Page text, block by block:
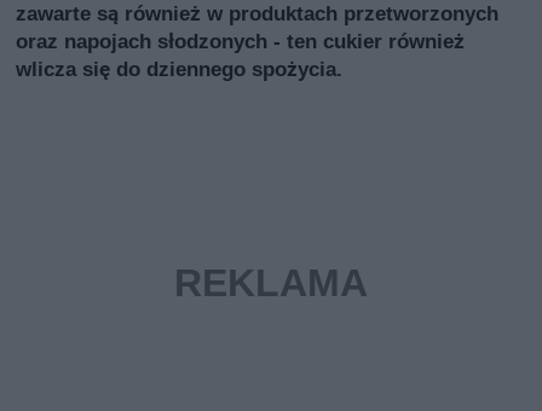
zawarte są również w produktach przetworzonych
oraz napojach słodzonych - ten cukier również
wlicza się do dziennego spożycia.